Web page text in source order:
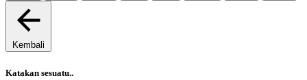
Kembali
Katakan sesuatu..